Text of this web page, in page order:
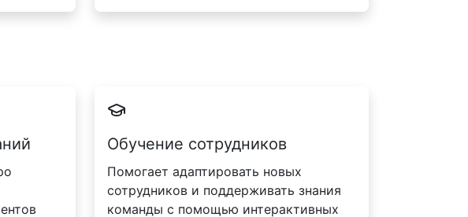
Обучение сотрудников
Помогает адаптировать новых
сотрудников и поддерживать знания
команды с помощью интерактивных